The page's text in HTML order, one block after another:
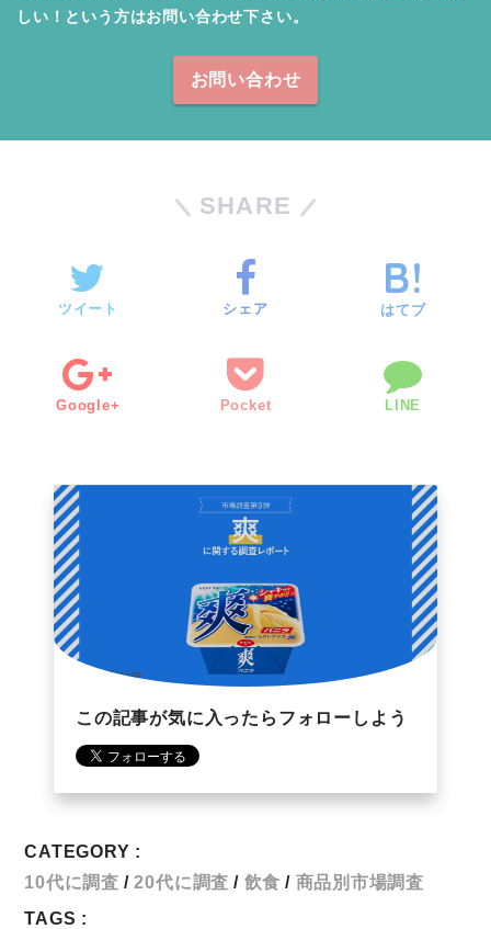
しい！という方はお問い合わせ下さい。
お問い合わせ
SHARE
ツイート シェア はてブ
Google+ Pocket LINE
この記事が気に入ったらフォローしよう
CATEGORY :
10代に調査
20代に調査 飲食
商品別市場調査
TAGS :